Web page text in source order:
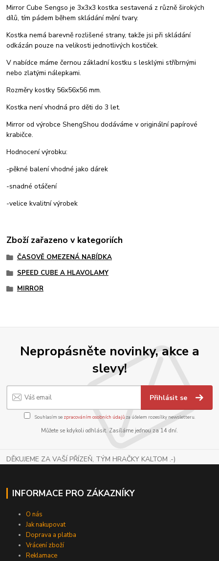
Mirror Cube Sengso je 3x3x3 kostka sestavená z různě širokých
dílů, tím pádem během skládání mění tvary.
Kostka nemá barevně rozlišené strany, takže jsi při skládání
odkázán pouze na velikosti jednotlivých kostiček.
V nabídce máme černou základní kostku s lesklými stříbrnými
nebo zlatými nálepkami.
Rozměry kostky 56x56x56 mm.
Kostka není vhodná pro děti do 3 let.
Mirror od výrobce ShengShou dodáváme v originální papírové
krabičce.
Hodnocení výrobku:
-pěkné balení vhodné jako dárek
-snadné otáčení
-velice kvalitní výrobek
Zboží zařazeno v kategoriích
ČASOVĚ OMEZENÁ NABÍDKA
SPEED CUBE A HLAVOLAMY
MIRROR
Nepropásněte novinky, akce a
slevy!
Přihlásit se
Souhlasím se zpracováním osobních údajůza účelem rozesílky newsletteru.
Můžete se kdykoli odhlásit. Zasíláme jednou za 14 dní.
DĚKUJEME ZA VAŠÍ PŘÍZEŇ, TÝM HRAČKY KALTOM .-)
INFORMACE PRO ZÁKAZNÍKY
O nás
Jak nakupovat
Doprava a platba
Vrácení zboží
Reklamace